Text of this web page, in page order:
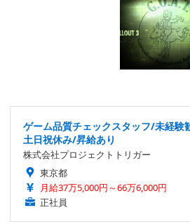
ゲーム品質チェックスタッフ/未経
土日祝休み/昇給あり
株式会社プロジェクトトリガー
東京都
月給37万5,000円～66万6,000円
正社員